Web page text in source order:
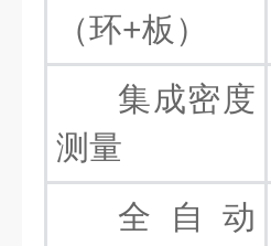
（环+板）
集成密度
测量
全自动